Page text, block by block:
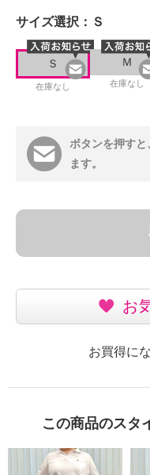
サイズ選択： Ｓ
Ｓ
在庫なし
Ｍ
在庫なし
ボタンを押す
ます。
お
お買得に
この商品のスタ